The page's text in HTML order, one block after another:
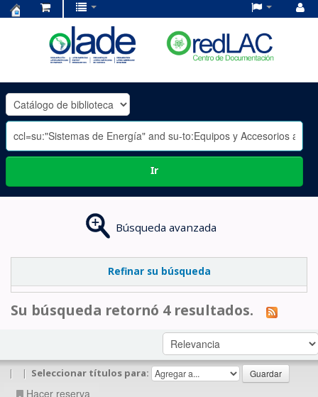
OLADE
-
Ir
Búsqueda avanzada
Refinar su búsqueda
Su búsqueda retornó 4 resultados.
| | Seleccionar títulos para:
Hacer reserva